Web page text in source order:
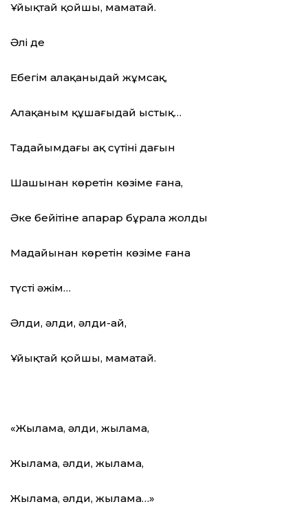
Ұйықтай қойшы, маматай.
Әлі де
Еңбегім алақаныңдай жұмсақ,
Алақаным құшағыңдай ыстық…
Таңдайымдағы ақ сүтіңнің дағын
Шашыңнан көретін көзіме ғана,
Әке бейітіне апарар бұралаң жолды
Маңдайыңнан көретін көзіме ғана
түсті әжім…
Әлди, әлди, әлди-ай,
Ұйықтай қойшы, маматай.
«Жылама, әлди, жылама,
Жылама, әлди, жылама,
Жылама, әлди, жылама…»